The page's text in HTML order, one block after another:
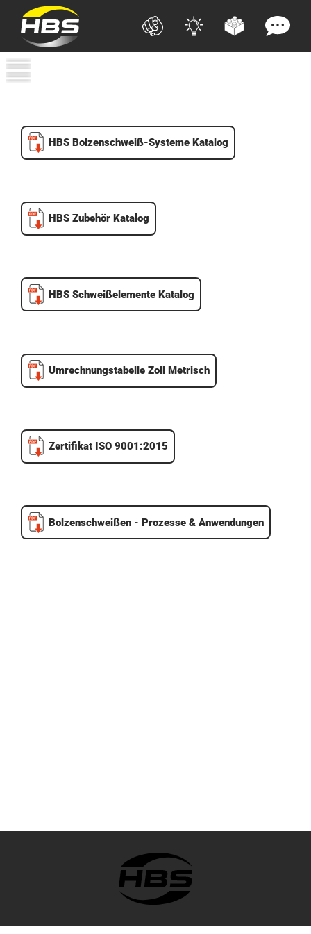
HBS Bolzenschweiß-Systeme Katalog
HBS Zubehör Katalog
HBS Schweißelemente Katalog
Umrechnungstabelle Zoll Metrisch
Zertifikat ISO 9001:2015
Bolzenschweißen - Prozesse & Anwendungen